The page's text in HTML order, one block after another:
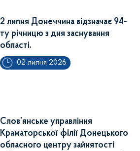
2 липня Донеччина відзначає 94-
ту річницю з дня заснування
області.
02 липня 2026
Слов’янське управління
Краматорської філії Донецького
обласного центру зайнятості